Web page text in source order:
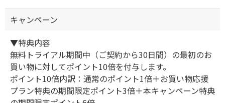
キャンペーン
▼特典内容
無料トライアル期間中（ご契約から30日間）の最初のお
買い物に対してポイント10倍を付与します。
ポイント10倍内訳：通常のポイント1倍＋お買い物応援
プラン特典の期間限定ポイント3倍＋本キャンペーン特典